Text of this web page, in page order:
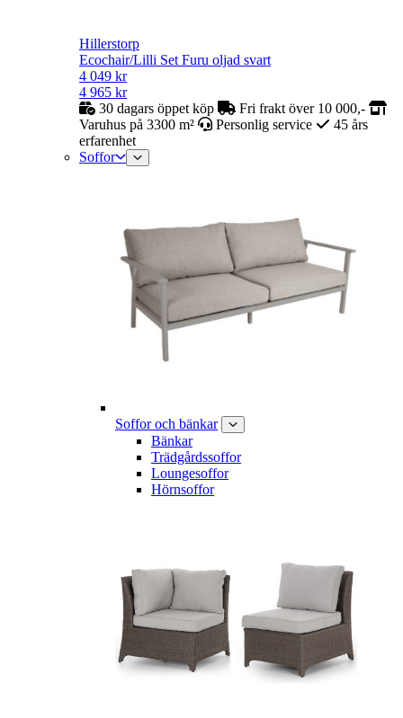
Hillerstorp
Ecochair/Lilli Set Furu oljad svart
4 049 kr
4 965 kr
30 dagars öppet köp
Fri frakt över 10 000,-
Varuhus på 3300 m²
Personlig service
45 års
erfarenhet
Soffor
Soffor och bänkar
Bänkar
Trädgårdssoffor
Loungesoffor
Hörnsoffor